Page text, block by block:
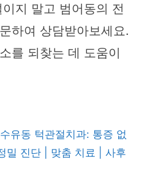
지 말고 범어동의 전
하여 상담받아보세요.
를 되찾는 데 도움이
유동 턱관절치과: 통증 없
밀 진단 | 맞춤 치료 | 사후